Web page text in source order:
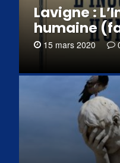
Lavigne :
humaine
15 mars 2020